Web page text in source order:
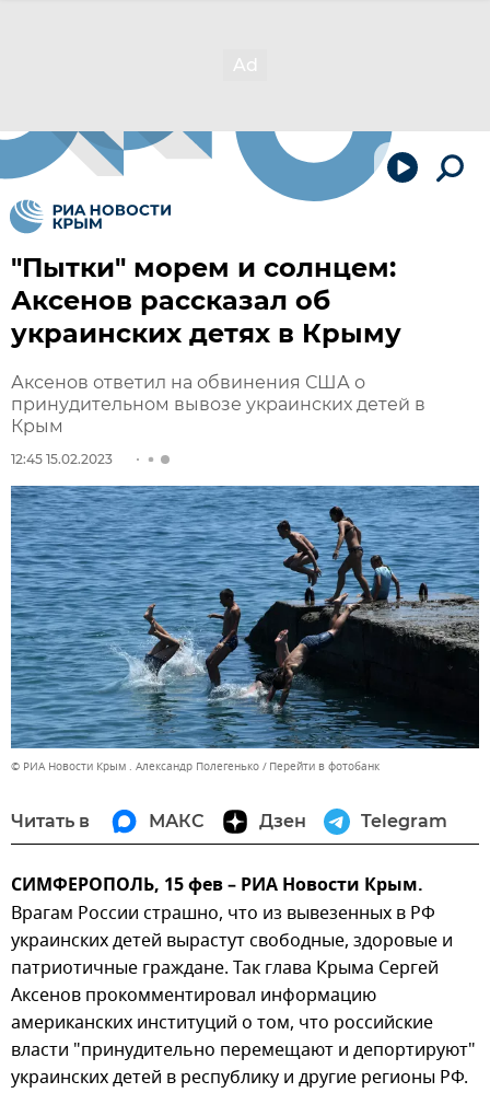
"Пытки" морем и солнцем:
Аксенов рассказал об
украинских детях в Крыму
Аксенов ответил на обвинения США о
принудительном вывозе украинских детей в
Крым
12:45 15.02.2023
© РИА Новости Крым . Александр Полегенько Перейти в фотобанк
Читать в МАКС Дзен Telegram
СИМФЕРОПОЛЬ, 15 фев – РИА Новости Крым.
Врагам России страшно, что из вывезенных в РФ
украинских детей вырастут свободные, здоровые и
патриотичные граждане. Так глава Крыма Сергей
Аксенов прокомментировал информацию
американских институций о том, что российские
власти "принудительно перемещают и депортируют"
украинских детей в республику и другие регионы РФ.